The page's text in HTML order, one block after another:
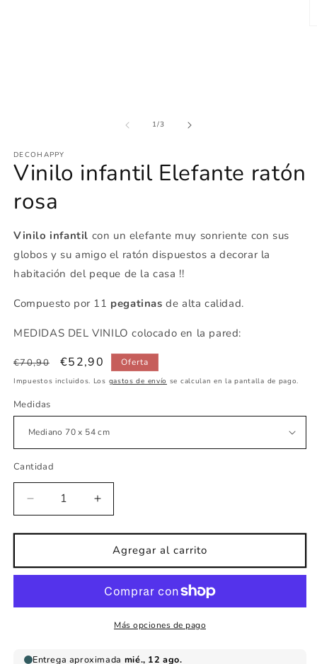
1/de
3
DECOHAPPY
Vinilo infantil Elefante ratón
rosa
Vinilo infantil con un elefante muy sonriente con sus
globos y su amigo el ratón dispuestos a decorar la
habitación del peque de la casa !!
Compuesto por 11 pegatinas de alta calidad.
MEDIDAS DEL VINILO colocado en la pared:
Precio
habitual
€70,90
Precio
de
€52,90 Oferta
Impuestos incluidos. Los gastos de envío se calculan en la pantalla de pago.
Medidas
Cantidad
Reducir
cantidad
para
infantil
Elefante
rosa
Aumentar
cantidad
para
Vinilo
infantil
Elefante
ratón
rosa
Agregar al carrito
Más opciones de pago